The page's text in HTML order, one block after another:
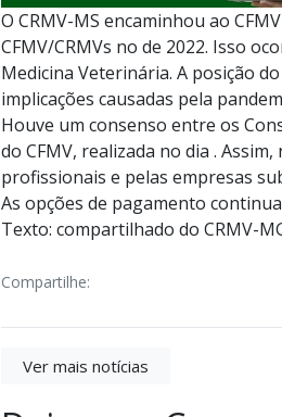
O CRMV-MS encaminhou ao
CFMV/CRMVs no de 2022. Isso
Medicina Veterinária. A posição
implicações causadas pela
Houve um consenso entre os
do CFMV, realizada no dia .
profissionais e pelas empresas
As opções de pagamento
Texto: compartilhado do CRMV-
Compartilhe:
Ver mais notícias